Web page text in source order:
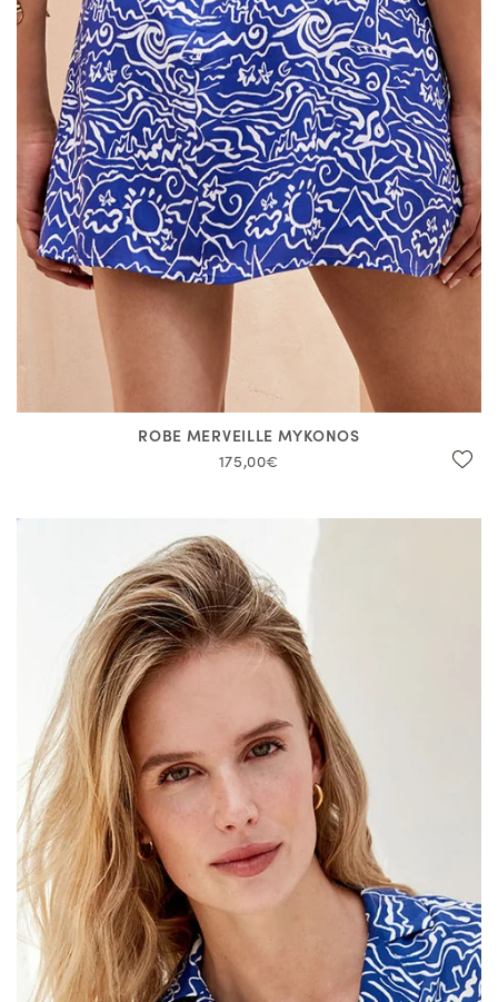
ROBE MERVEILLE MYKONOS
175,00€